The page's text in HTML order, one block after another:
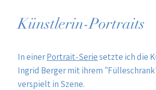
Künstlerin-Portraits
In einerPortrait-Seriesetzte ich die
Ingrid Berger mit ihrem
verspielt in Szene.